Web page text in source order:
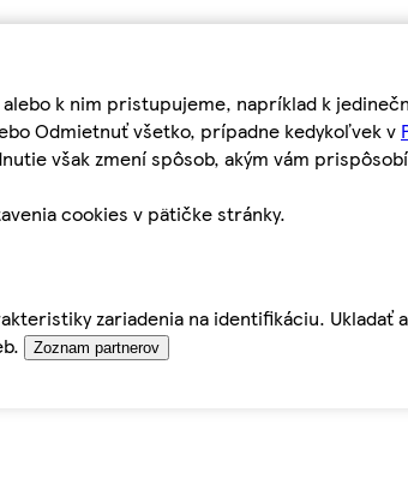
k nim pristupujeme, napríklad k
Odmietnuť všetko, prípadne kedykoľvek v
však zmení spôsob, akým vám
cookies v pätičke stránky.
zariadenia na identifikáciu.
Zoznam partnerov